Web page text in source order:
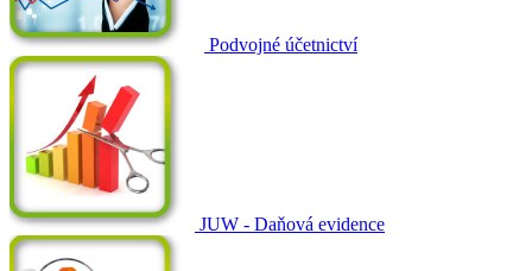
Podvojné účetnictví
JUW - Daňová evidence